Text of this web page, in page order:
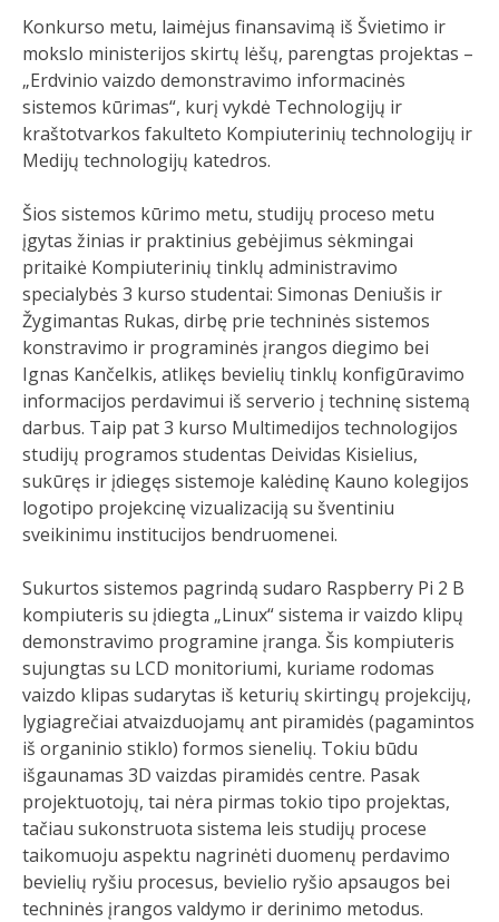
Konkurso metu, laimėjus finansavimą iš Švietimo ir
mokslo ministerijos skirtų lėšų, parengtas projektas –
„Erdvinio vaizdo demonstravimo informacinės
sistemos kūrimas“, kurį vykdė Technologijų ir
kraštotvarkos fakulteto Kompiuterinių technologijų ir
Medijų technologijų katedros.
Šios sistemos kūrimo metu, studijų proceso metu
įgytas žinias ir praktinius gebėjimus sėkmingai
pritaikė Kompiuterinių tinklų administravimo
specialybės 3 kurso studentai: Simonas Deniušis ir
Žygimantas Rukas, dirbę prie techninės sistemos
konstravimo ir programinės įrangos diegimo bei
Ignas Kančelkis, atlikęs bevielių tinklų konfigūravimo
informacijos perdavimui iš serverio į techninę sistemą
darbus. Taip pat 3 kurso Multimedijos technologijos
studijų programos studentas Deividas Kisielius,
sukūręs ir įdiegęs sistemoje kalėdinę Kauno kolegijos
logotipo projekcinę vizualizaciją su šventiniu
sveikinimu institucijos bendruomenei.
Sukurtos sistemos pagrindą sudaro Raspberry Pi 2 B
kompiuteris su įdiegta „Linux“ sistema ir vaizdo klipų
demonstravimo programine įranga. Šis kompiuteris
sujungtas su LCD monitoriumi, kuriame rodomas
vaizdo klipas sudarytas iš keturių skirtingų projekcijų,
lygiagrečiai atvaizduojamų ant piramidės (pagamintos
iš organinio stiklo) formos sienelių. Tokiu būdu
išgaunamas 3D vaizdas piramidės centre. Pasak
projektuotojų, tai nėra pirmas tokio tipo projektas,
tačiau sukonstruota sistema leis studijų procese
taikomuoju aspektu nagrinėti duomenų perdavimo
bevielių ryšiu procesus, bevielio ryšio apsaugos bei
techninės įrangos valdymo ir derinimo metodus.